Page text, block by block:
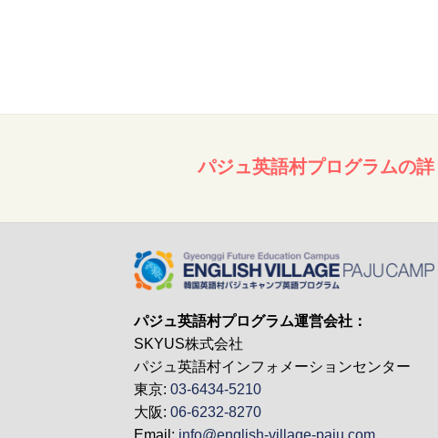
パジュ英語村プログラムの
パジュ英語村プログラム運営会社：
SKYUS株式会社
パジュ英語村インフォメーションセンター
東京: 03-6434-5210
大阪: 06-6232-8270
Email: info@english-village-paju.com